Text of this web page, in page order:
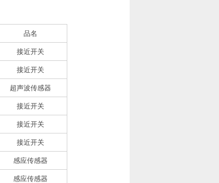
品名
接近开关
接近开关
超声波传感器
接近开关
接近开关
接近开关
感应传感器
感应传感器